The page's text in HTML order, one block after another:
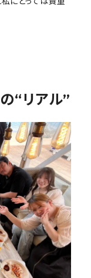
“リアル”